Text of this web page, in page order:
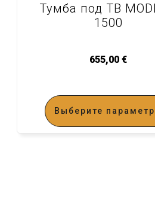
Тумба под ТВ
1500
655,00€
Выберите